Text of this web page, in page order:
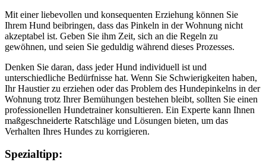
Mit einer liebevollen und konsequenten Erziehung können Sie
Ihrem Hund beibringen, dass das Pinkeln in der Wohnung nicht
akzeptabel ist. Geben Sie ihm Zeit, sich an die Regeln zu
gewöhnen, und seien Sie geduldig während dieses Prozesses.
Denken Sie daran, dass jeder Hund individuell ist und
unterschiedliche Bedürfnisse hat. Wenn Sie Schwierigkeiten haben,
Ihr Haustier zu erziehen oder das Problem des Hundepinkelns in der
Wohnung trotz Ihrer Bemühungen bestehen bleibt, sollten Sie einen
professionellen Hundetrainer konsultieren. Ein Experte kann Ihnen
maßgeschneiderte Ratschläge und Lösungen bieten, um das
Verhalten Ihres Hundes zu korrigieren.
Spezialtipp: